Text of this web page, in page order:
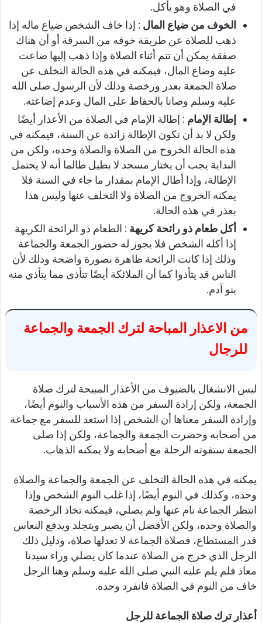
في الصلاة وهو يأكل.
الخوف من ضياع المال : إذا خاف الشخص ضياع ماله إذا
ذهب للصلاة عن طريقة خوفه من السرقة أو أن هناك
صفقة يمكن أن تتم أثناء الصلاة وإذا ذهب إليها ضاعت
عليه وضاع المال، فيمكنه في هذه الحالة التخلف عن
صلاة الجمعة بعذر ورخصة وذلك لأن الرسول صلى الله
عليه وسلم وصانا بالحفاظ على المال وعدم إضاعته.
إطالة الإمام : إطالة الإمام في الصلاة من الأعذار أيضًا
ولكن لا بد أن تكون الإطالة زائدة عن السنة، فيمكنه في
هذه الحالة الخروج من الصلاة والصلاة وحده، ولكن من
البداية يجب أن يختار مسجد لا يطيل طالما أنه لا يحتمل
الإطالة، وإذا أطال الإمام بمقدار ما جاء في السنة فلا
يمكنه الخروج من الصلاة ولا التخلف عنها وليس هذا
بعذر في هذه الحالة.
أكل طعام ذو رائحة كريهة : الطعام ذو الرائحة الكريهة
إذا أكله الشخص فلا يجوز له حضور الجمعة والجماعة
وذلك إذا كانت الرائحة ظاهرة بصورة واضحة وذلك لأن
الناس قد يتأذوا كما أن الملائكة أيضًا تتأذى مما يتأذي منه
بنو آدم.
من الاعذار المباحة لترك الجمعة والجماعة
للرجال
ليس الانشغال بالضيوف من الأعذار المبيحة لترك صلاة
الجمعة، ولكن إرادة السفر من هذه الأسباب والنوم أيضًا،
وإرادة السفر معناها أن الشخص إذا استعد للسفر مع جماعة
من أصحابه وحضرت الجمعة والجماعة، ولكن إذا صلى
الجمعة ستفوته الرحلة مع أصحابه ولا يمكنه الذهاب.
يمكنه في هذه الحالة التخلف عن الجمعة والجماعة والصلاة
وحده، وكذلك في النوم أيضًا، إذا غلب النوم الشخص وإذا
انتظر الجماعة نام عنها ولم يصلي، فيمكنه تخاذ الرخصة
والصلاة وحده، ولكن الأفضل أن يصبر ويتجلد ويدفع النعاس
قدر المستطاع، فصلاة الجماعة لا تعدلها صلاة، ودليل ذلك
الرجل الذي خرج من الصلاة عندما كان يصلي وراء سيدنا
معاذ فلم يلم عليه النبي صلى الله عليه وسلم وهنا الرجل
خاف من النوم في الصلاة فانفرد وحده.
أعذار ترك صلاة الجماعة للرجل